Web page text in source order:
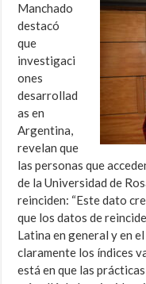
Manchado
destacó
que
investigaci
ones
desarrollad
as en
Argentina,
revelan que
las personas que
de la Universidad de
reinciden: “Este dato
que los datos de
Latina en general y en
claramente los índices
está en que las